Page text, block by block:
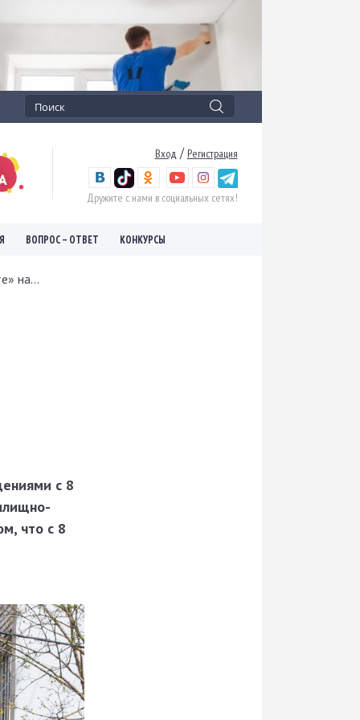
Вход / Регистрация
Дружите с нами в социальных сетях!
ВОПРОС – ОТВЕТ КОНКУРСЫ
на...
с 8
что с 8